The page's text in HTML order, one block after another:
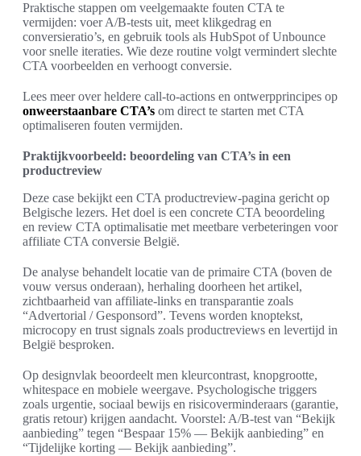
Praktische stappen om veelgemaakte fouten CTA te
vermijden: voer A/B-tests uit, meet klikgedrag en
conversieratio’s, en gebruik tools als HubSpot of Unbounce
voor snelle iteraties. Wie deze routine volgt vermindert slechte
CTA voorbeelden en verhoogt conversie.
Lees meer over heldere call-to-actions en ontwerpprincipes op
onweerstaanbare CTA’s om direct te starten met CTA
optimaliseren fouten vermijden.
Praktijkvoorbeeld: beoordeling van CTA’s in een
productreview
Deze case bekijkt een CTA productreview-pagina gericht op
Belgische lezers. Het doel is een concrete CTA beoordeling
en review CTA optimalisatie met meetbare verbeteringen voor
affiliate CTA conversie België.
De analyse behandelt locatie van de primaire CTA (boven de
vouw versus onderaan), herhaling doorheen het artikel,
zichtbaarheid van affiliate-links en transparantie zoals
“Advertorial / Gesponsord”. Tevens worden knoptekst,
microcopy en trust signals zoals productreviews en levertijd in
België besproken.
Op designvlak beoordeelt men kleurcontrast, knopgrootte,
whitespace en mobiele weergave. Psychologische triggers
zoals urgentie, sociaal bewijs en risicoverminderaars (garantie,
gratis retour) krijgen aandacht. Voorstel: A/B-test van “Bekijk
aanbieding” tegen “Bespaar 15% — Bekijk aanbieding” en
“Tijdelijke korting — Bekijk aanbieding”.